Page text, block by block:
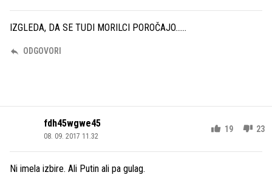
IZGLEDA, DA SE TUDI MORILCI POROČAJO......
ODGOVORI
fdh45wgwe45
08. 09. 2017 11.32
19 23
Ni imela izbire. Ali Putin ali pa gulag.